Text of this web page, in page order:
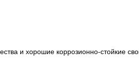
и хорошие коррозионно-стойкие